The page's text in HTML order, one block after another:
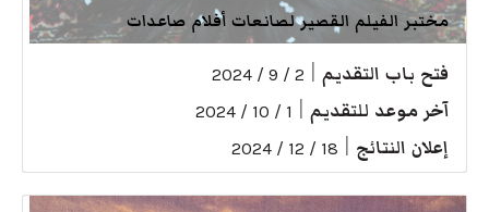
مختبر الفيلم القصير لصانعات أفلام صاعدات
فتح باب التقديم 2 / 9 / 2024
آخر موعد للتقديم 1 / 10 / 2024
إعلان النتائج 18 / 12 / 2024